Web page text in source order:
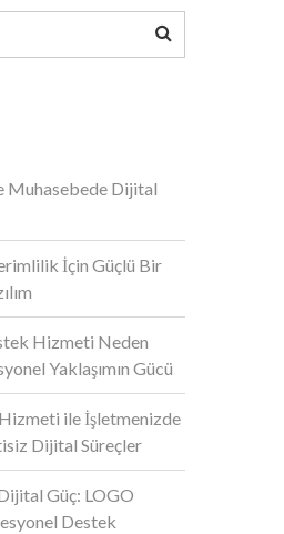
Muhasebede Dijital
İçin Güçlü Bir
Hizmeti Neden
Yaklaşımın Gücü
ile İşletmenizde
Dijital Süreçler
Güç: LOGO
Destek